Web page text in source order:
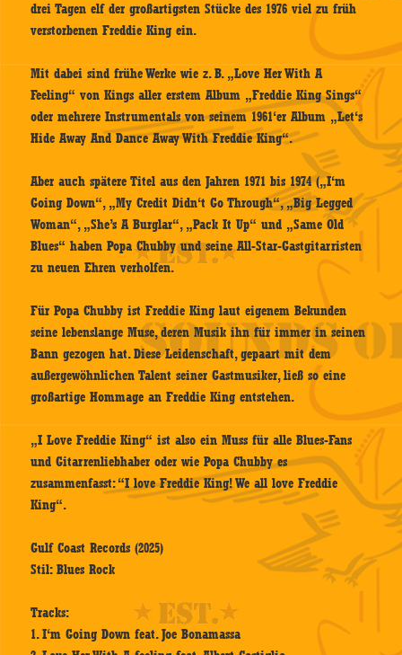
drei Tagen elf der großartigsten Stücke des 1976 viel zu früh
verstorbenen Freddie King ein.
Mit dabei sind frühe Werke wie z. B. „Love Her With A
Feeling“ von Kings aller erstem Album „Freddie King Sings“
oder mehrere Instrumentals von seinem 1961‘er Album „Let‘s
Hide Away And Dance Away With Freddie King“.
Aber auch spätere Titel aus den Jahren 1971 bis 1974 („I‘m
Going Down“, „My Credit Didn‘t Go Through“, „Big Legged
Woman“, „She’s A Burglar“, „Pack It Up“ und „Same Old
Blues“ haben Popa Chubby und seine All-Star-Gastgitarristen
zu neuen Ehren verholfen.
Für Popa Chubby ist Freddie King laut eigenem Bekunden
seine lebenslange Muse, deren Musik ihn für immer in seinen
Bann gezogen hat. Diese Leidenschaft, gepaart mit dem
außergewöhnlichen Talent seiner Gastmusiker, ließ so eine
großartige Hommage an Freddie King entstehen.
„I Love Freddie King“ ist also ein Muss für alle Blues-Fans
und Gitarrenliebhaber oder wie Popa Chubby es
zusammenfasst: “I love Freddie King! We all love Freddie
King“.
Gulf Coast Records (2025)
Stil: Blues Rock
Tracks:
1. I‘m Going Down feat. Joe Bonamassa